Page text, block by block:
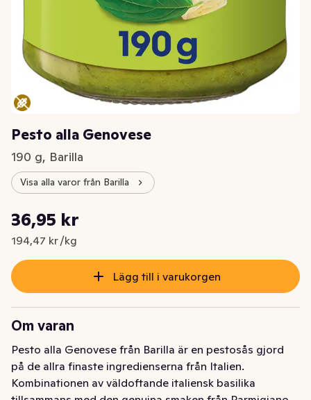
Pesto alla Genovese
190 g, Barilla
Visa alla varor från Barilla
Nuvarande pris är: 36,95 kr
36,95 kr
194,47 kr /kg
Styckpris: 194,47 kr /kg
Lägg till i varukorgen
Om varan
Pesto alla Genovese från Barilla är en pestosås gjord
på de allra finaste ingredienserna från Italien.
Kombinationen av väldoftande italiensk basilika